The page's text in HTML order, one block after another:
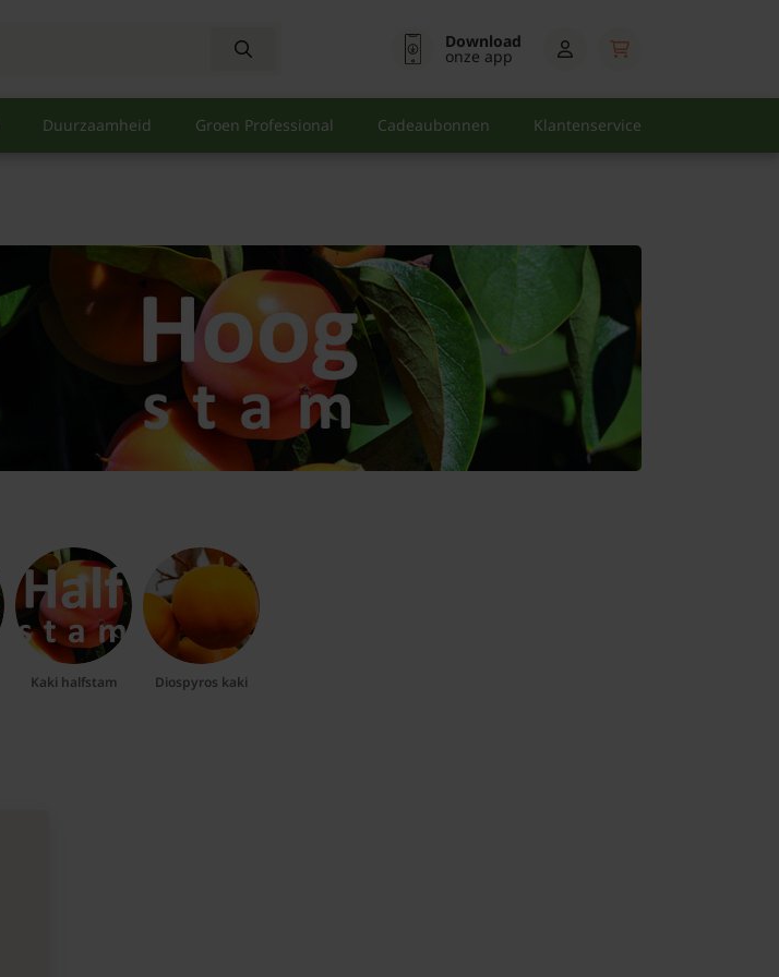
Download
onze app
Duurzaamheid Groen Professional Cadeaubonnen Klantenservice
Kaki halfstam Diospyros kaki